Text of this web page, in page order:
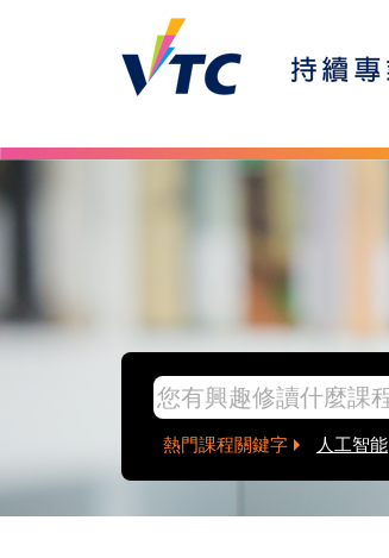
Skip to main content
熱門課程關鍵字 人工智能